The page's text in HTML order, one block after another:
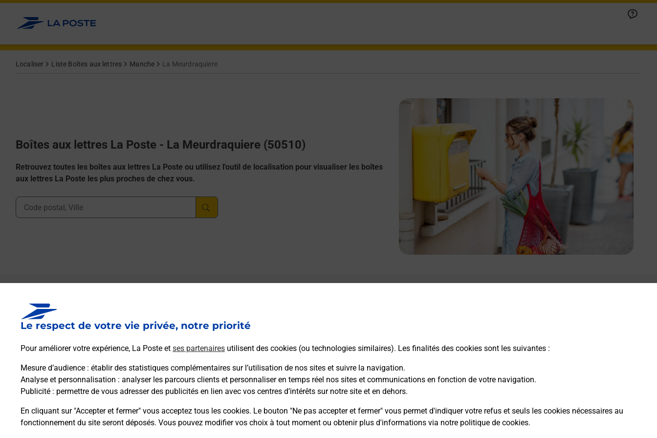
Le respect de votre vie privée, notre priorité
Pour améliorer votre expérience, La Poste et ses partenaires utilisent des cookies (ou technologies similaires). Les finalités des cookies sont les suivantes :
Mesure d’audience : établir des statistiques complémentaires sur l’utilisation de nos sites et suivre la navigation.
Analyse et personnalisation : analyser les parcours clients et personnaliser en temps réel nos sites et communications en fonction de votre navigation.
Publicité : permettre de vous adresser des publicités en lien avec vos centres d’intérêts sur notre site et en dehors.
En cliquant sur "Accepter et fermer" vous acceptez tous les cookies. Le bouton "Ne pas accepter et fermer" vous permet d'indiquer votre refus et seuls les cookies nécessaires au
fonctionnement du site seront déposés. Vous pouvez modifier vos choix à tout moment ou obtenir plus d'informations via notre politique de cookies.
Allez au contenu
Localiser Liste Boîtes aux lettres Manche La Meurdraquiere
Boîtes aux lettres La Poste - La Meurdraquiere (50510)
Retrouvez toutes les boîtes aux lettres La Poste ou utilisez l'outil de localisation pour visualiser les boîtes
aux lettres La Poste les plus proches de chez vous.
Ville, Département, Code Postal
Boîte aux lettres La Poste
Prochaine collecte du courrier vendredià
50510 La Meurdraquiere
Itinéraire